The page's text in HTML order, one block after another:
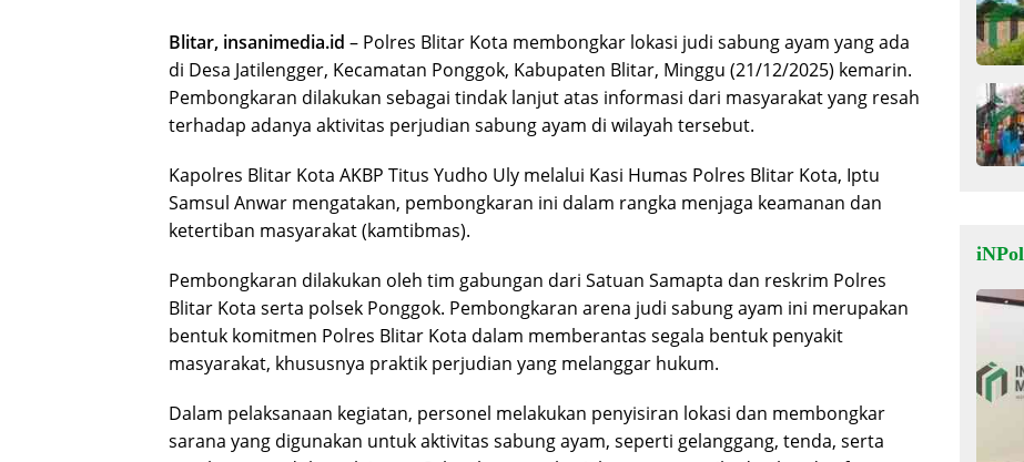
Blitar, insanimedia.id – Polres Blitar Kota membongkar lokasi judi sabung ayam yang ada
di Desa Jatilengger, Kecamatan Ponggok, Kabupaten Blitar, Minggu (21/12/2025) kemarin.
Pembongkaran dilakukan sebagai tindak lanjut atas informasi dari masyarakat yang resah
terhadap adanya aktivitas perjudian sabung ayam di wilayah tersebut.
Kapolres Blitar Kota AKBP Titus Yudho Uly melalui Kasi Humas Polres Blitar Kota, Iptu
Samsul Anwar mengatakan, pembongkaran ini dalam rangka menjaga keamanan dan
ketertiban masyarakat (kamtibmas).
Pembongkaran dilakukan oleh tim gabungan dari Satuan Samapta dan reskrim Polres
Blitar Kota serta polsek Ponggok. Pembongkaran arena judi sabung ayam ini merupakan
bentuk komitmen Polres Blitar Kota dalam memberantas segala bentuk penyakit
masyarakat, khususnya praktik perjudian yang melanggar hukum.
Dalam pelaksanaan kegiatan, personel melakukan penyisiran lokasi dan membongkar
sarana yang digunakan untuk aktivitas sabung ayam, seperti gelanggang, tenda, serta